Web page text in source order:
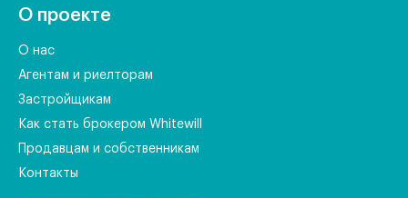
О проекте
О нас
Агентам и риелторам
Застройщикам
Как стать брокером Whitewill
Продавцам и собственникам
Контакты